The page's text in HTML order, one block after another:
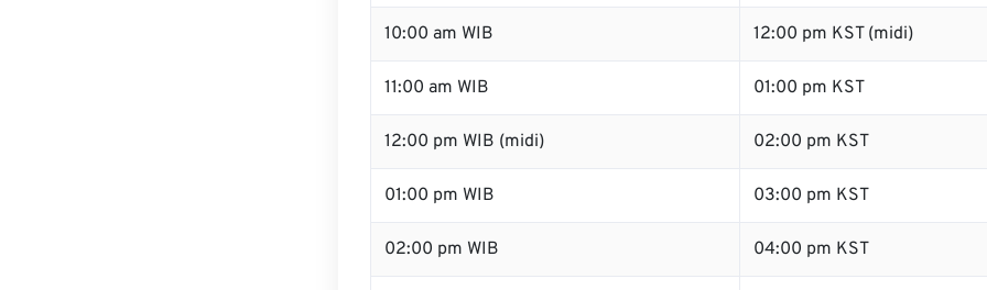
10:00 am WIB 12:00 pm KST (midi)
11:00 am WIB 01:00 pm KST
12:00 pm WIB (midi) 02:00 pm KST
01:00 pm WIB 03:00 pm KST
02:00 pm WIB 04:00 pm KST